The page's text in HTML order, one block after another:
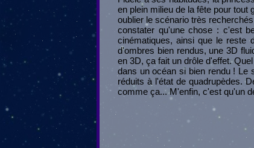
en plein milieu de la fête pour
oublier le scénario très
constater qu'une chose : c'est
cinématiques, ainsi que le reste
d'ombres bien rendus, une 3D
en 3D, ça fait un drôle d'effet.
dans un océan si bien rendu ! Le
réduits à l'état de quadrupèdes.
comme ça... M'enfin, c'est qu'un